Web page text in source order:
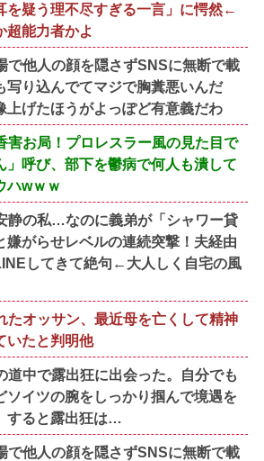
を疑う理不尽すぎる一言」に愕然←
超能力者かよ
で他人の顔を隠さずSNSに無断で載
写り込んでてマジで胸糞悪いんだ
上げたほうがよっぽど有意義だわ
害お局！プロレスラー風の見た目で
」呼び、部下を鬱病で何人も潰して
ハwｗｗ
静の私…なのに義弟が「シャワー貸
嫌がらせレベルの連続突撃！夫経由
してきて絶句←大人しく自宅の風
たオッサン、最近母を亡くして精神
いたと判明他
道中で露出狂に出会った。自分でも
ソイツの腕をしっかり掴んで境遇を
すると露出狂は…
で他人の顔を隠さずSNSに無断で載